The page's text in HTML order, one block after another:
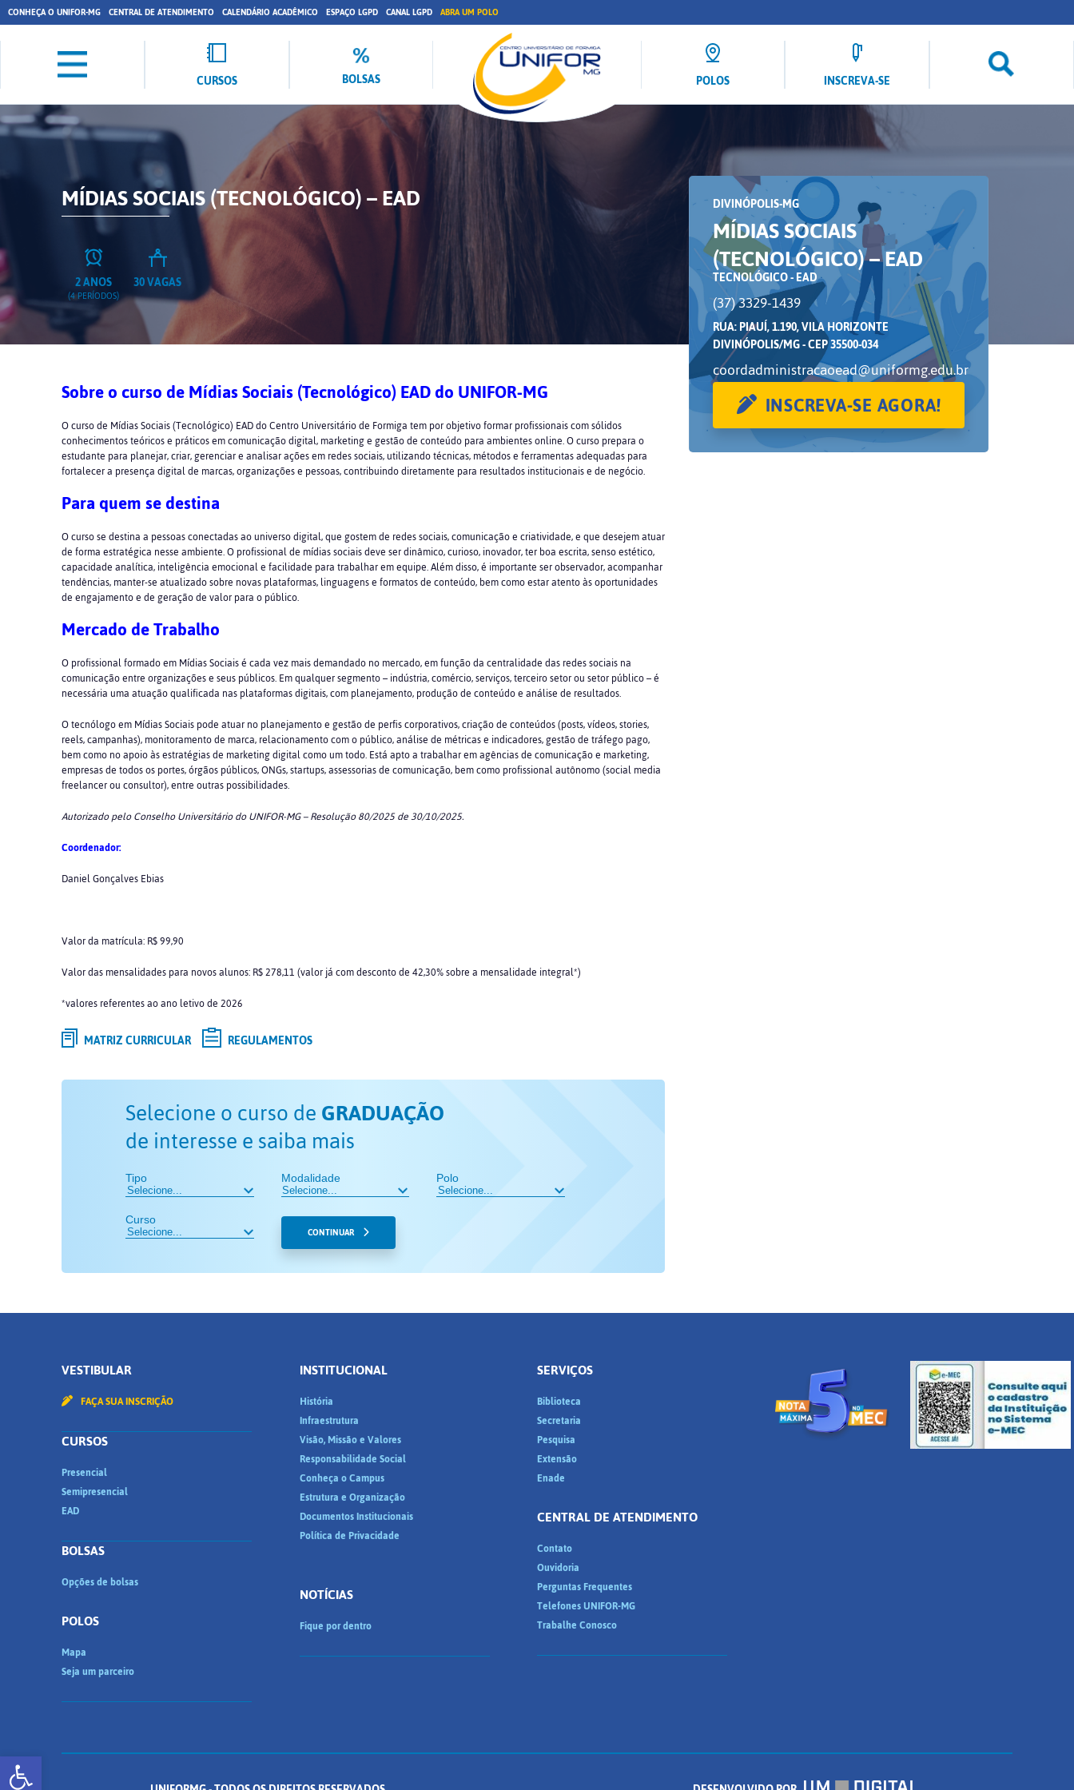
Abrir a barra de ferramentas
CONHEÇA O UNIFOR-MG CENTRAL DE ATENDIMENTO CALENDÁRIO ACADÊMICO ESPAÇO LGPD CANAL LGPD ABRA UM POLO
CURSOS BOLSAS POLOS INSCREVA-SE
MÍDIAS SOCIAIS (TECNOLÓGICO) – EAD
2 ANOS
(4 PERÍODOS)
30 VAGAS
Sobre o curso de Mídias Sociais (Tecnológico) EAD do UNIFOR-MG
O curso de Mídias Sociais (Tecnológico) EAD do Centro Universitário de Formiga tem por objetivo formar profissionais com sólidos
conhecimentos teóricos e práticos em comunicação digital, marketing e gestão de conteúdo para ambientes online. O curso prepara o
estudante para planejar, criar, gerenciar e analisar ações em redes sociais, utilizando técnicas, métodos e ferramentas adequadas para
fortalecer a presença digital de marcas, organizações e pessoas, contribuindo diretamente para resultados institucionais e de negócio.
Para quem se destina
O curso se destina a pessoas conectadas ao universo digital, que gostem de redes sociais, comunicação e criatividade, e que desejem atuar
de forma estratégica nesse ambiente. O profissional de mídias sociais deve ser dinâmico, curioso, inovador, ter boa escrita, senso estético,
capacidade analítica, inteligência emocional e facilidade para trabalhar em equipe. Além disso, é importante ser observador, acompanhar
tendências, manter-se atualizado sobre novas plataformas, linguagens e formatos de conteúdo, bem como estar atento às oportunidades
de engajamento e de geração de valor para o público.
Mercado de Trabalho
O profissional formado em Mídias Sociais é cada vez mais demandado no mercado, em função da centralidade das redes sociais na
comunicação entre organizações e seus públicos. Em qualquer segmento – indústria, comércio, serviços, terceiro setor ou setor público – é
necessária uma atuação qualificada nas plataformas digitais, com planejamento, produção de conteúdo e análise de resultados.
O tecnólogo em Mídias Sociais pode atuar no planejamento e gestão de perfis corporativos, criação de conteúdos (posts, vídeos, stories,
reels, campanhas), monitoramento de marca, relacionamento com o público, análise de métricas e indicadores, gestão de tráfego pago,
bem como no apoio às estratégias de marketing digital como um todo. Está apto a trabalhar em agências de comunicação e marketing,
empresas de todos os portes, órgãos públicos, ONGs, startups, assessorias de comunicação, bem como profissional autônomo (social media
freelancer ou consultor), entre outras possibilidades.
Autorizado pelo Conselho Universitário do UNIFOR-MG – Resolução 80/2025 de 30/10/2025.
Coordenador:
Daniel Gonçalves Ebias
Valor da matrícula: R$ 99,90
Valor das mensalidades para novos alunos: R$ 278,11 (valor já com desconto de 42,30% sobre a mensalidade integral*)
*valores referentes ao ano letivo de 2026
MATRIZ CURRICULAR REGULAMENTOS
Selecione o curso deGRADUAÇÃO
de interesse e saiba mais
Tipo Modalidade Polo
Curso
CONTINUAR
DIVINÓPOLIS-MG
MÍDIAS SOCIAIS
(TECNOLÓGICO) – EAD
TECNOLÓGICO - EAD
(37) 3329-1439
RUA: PIAUÍ, 1.190, VILA HORIZONTE
DIVINÓPOLIS/MG - CEP 35500-034
coordadministracaoead@uniformg.edu.br
INSCREVA-SE AGORA!
VESTIBULAR
FAÇA SUA INSCRIÇÃO
CURSOS
Presencial
Semipresencial
EAD
BOLSAS
Opções de bolsas
POLOS
Mapa
Seja um parceiro
INSTITUCIONAL
História
Infraestrutura
Visão, Missão e Valores
Responsabilidade Social
Conheça o Campus
Estrutura e Organização
Documentos Institucionais
Política de Privacidade
NOTÍCIAS
Fique por dentro
SERVIÇOS
Biblioteca
Secretaria
Pesquisa
Extensão
Enade
CENTRAL DE ATENDIMENTO
Contato
Ouvidoria
Perguntas Frequentes
Telefones UNIFOR-MG
Trabalhe Conosco